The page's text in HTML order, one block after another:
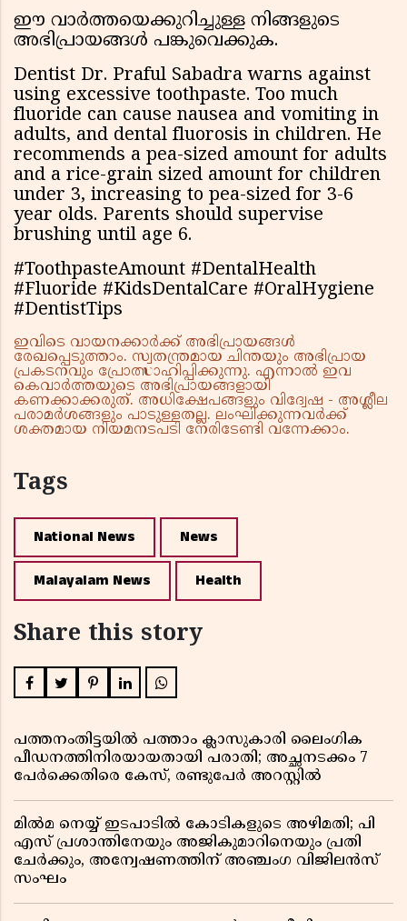
ഈ വാർത്തയെക്കുറിച്ചുള്ള നിങ്ങളുടെ
അഭിപ്രായങ്ങൾ പങ്കുവെക്കുക.
Dentist Dr. Praful Sabadra warns against
using excessive toothpaste. Too much
fluoride can cause nausea and vomiting in
adults, and dental fluorosis in children. He
recommends a pea-sized amount for adults
and a rice-grain sized amount for children
under 3, increasing to pea-sized for 3-6
year olds. Parents should supervise
brushing until age 6.
#ToothpasteAmount #DentalHealth
#Fluoride #KidsDentalCare #OralHygiene
#DentistTips
ഇവിടെ വായനക്കാർക്ക് അഭിപ്രായങ്ങൾ
രേഖപ്പെടുത്താം. സ്വതന്ത്രമായ ചിന്തയും അഭിപ്രായ
പ്രകടനവും പ്രോത്സാഹിപ്പിക്കുന്നു. എന്നാൽ ഇവ
കെവാർത്തയുടെ അഭിപ്രായങ്ങളായി
കണക്കാക്കരുത്. അധിക്ഷേപങ്ങളും വിദ്വേഷ - അശ്ലീല
പരാമർശങ്ങളും പാടുള്ളതല്ല. ലംഘിക്കുന്നവർക്ക്
ശക്തമായ നിയമനടപടി നേരിടേണ്ടി വന്നേക്കാം.
Tags
National News News
Malayalam News Health
Share this story
പത്തനംതിട്ടയിൽ പത്താം ക്ലാസുകാരി ലൈംഗിക
പീഡനത്തിനിരയായതായി പരാതി; അച്ഛനടക്കം 7
പേർക്കെതിരെ കേസ്, രണ്ടുപേർ അറസ്റ്റിൽ
മിൽമ നെയ്യ് ഇടപാടിൽ കോടികളുടെ അഴിമതി; പി
എസ് പ്രശാന്തിനേയും അജികുമാറിനെയും പ്രതി
ചേർക്കും, അന്വേഷണത്തിന് അഞ്ചംഗ വിജിലൻസ്
സംഘം